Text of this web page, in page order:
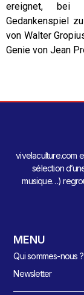
ereignet, bei
Gedankenspiel
von Walter
Genie von Jean
vivelaculture.com
sélection
musique…)
MENU
Qui sommes-nous ?
Newsletter